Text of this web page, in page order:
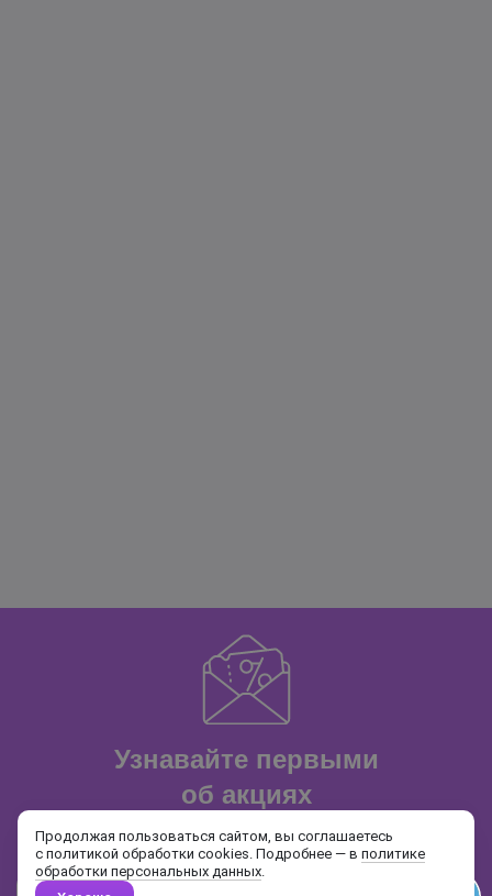
Узнавайте первыми
об акциях
и распродажах
Продолжая пользоваться сайтом, вы соглашаетесь
с политикой обработки cookies. Подробнее — в политике
обработки персональных данных.